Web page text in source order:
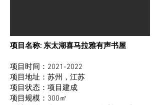
项目名称: 东太湖喜马拉雅有声书屋
项目时间：2021-2022
项目地址：苏州，江苏
项目状态：项目建成
项目规模：300㎡